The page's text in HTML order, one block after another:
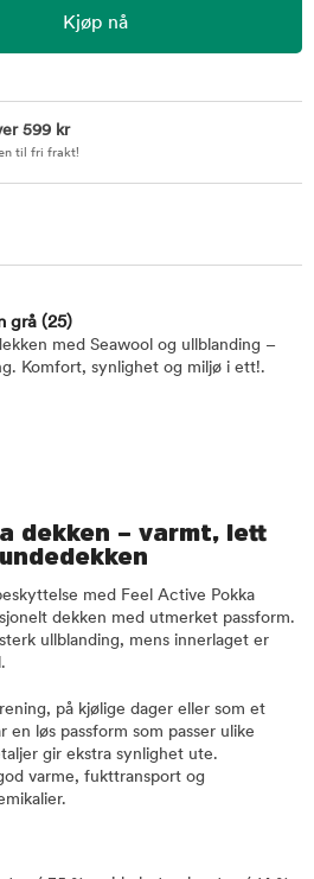
599 kr
til fri frakt!
grå (25)
med Seawool og ullblanding –
Komfort, synlighet og miljø i ett!.
dekken – varmt, lett
med Feel Active Pokka
dekken med utmerket passform.
ullblanding, mens innerlaget er
på kjølige dager eller som et
en løs passform som passer ulike
gir ekstra synlighet ute.
varme, fukttransport og